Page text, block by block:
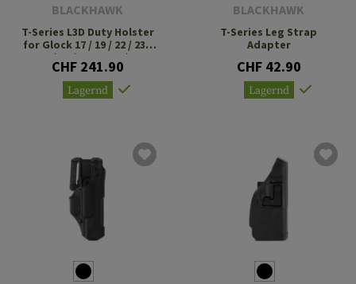
BLACKHAWK
T-Series L3D Duty Holster
for Glock 17 / 19 / 22 / 23 /
31 / 32 / 47 TLR-1 / 2
CHF 241.90
Lagernd
BLACKHAWK
T-Series Leg Strap
Adapter
CHF 42.90
Lagernd